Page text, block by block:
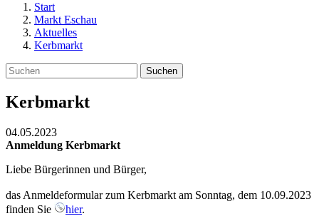
Start
Markt Eschau
Aktuelles
Kerbmarkt
Suchen
Kerbmarkt
04.05.2023
Anmeldung Kerbmarkt
Liebe Bürgerinnen und Bürger,
das Anmeldeformular zum Kerbmarkt am Sonntag, dem 10.09.2023
finden Sie
hier.